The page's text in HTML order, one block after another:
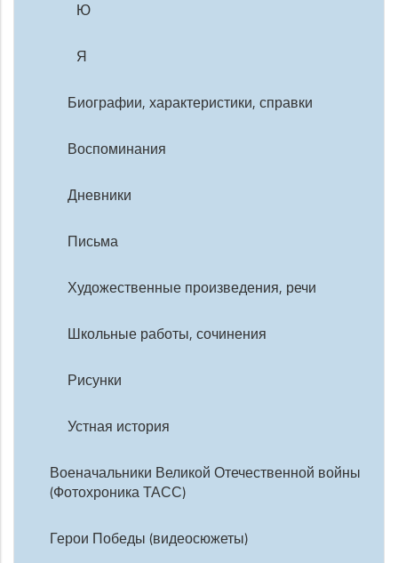
Ю
Я
Биографии, характеристики, справки
Воспоминания
Дневники
Письма
Художественные произведения, речи
Школьные работы, сочинения
Рисунки
Устная история
Военачальники Великой Отечественной войны
(Фотохроника ТАСС)
Герои Победы (видеосюжеты)